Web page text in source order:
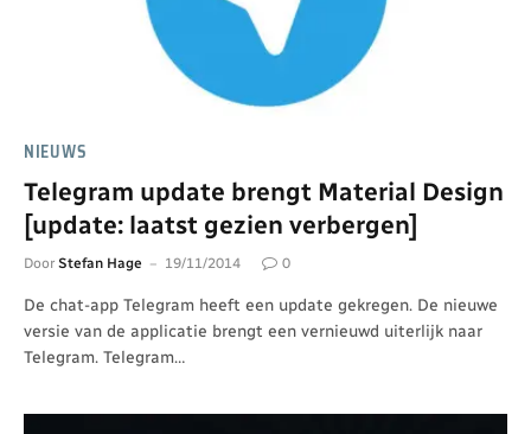
NIEUWS
Telegram update brengt Material Design
[update: laatst gezien verbergen]
Door Stefan Hage 19/11/2014 0
De chat-app Telegram heeft een update gekregen. De nieuwe
versie van de applicatie brengt een vernieuwd uiterlijk naar
Telegram. Telegram…